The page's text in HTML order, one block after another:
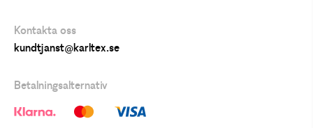
Kontakta oss
kundtjanst@karltex.se
Betalningsalternativ